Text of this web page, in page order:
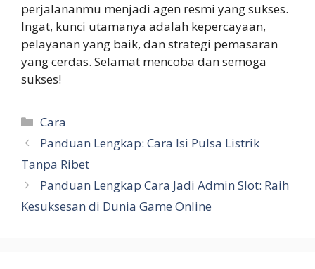
perjalananmu menjadi agen resmi yang sukses.
Ingat, kunci utamanya adalah kepercayaan,
pelayanan yang baik, dan strategi pemasaran
yang cerdas. Selamat mencoba dan semoga
sukses!
Categories
Cara
Panduan Lengkap: Cara Isi Pulsa Listrik
Tanpa Ribet
Panduan Lengkap Cara Jadi Admin Slot: Raih
Kesuksesan di Dunia Game Online